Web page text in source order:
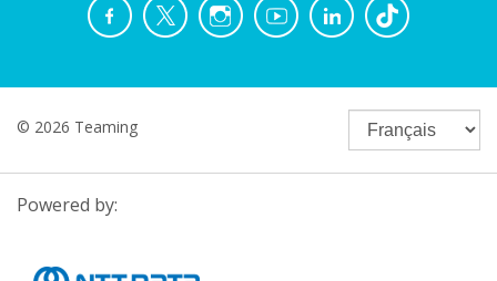
© 2026 Teaming
Powered by: